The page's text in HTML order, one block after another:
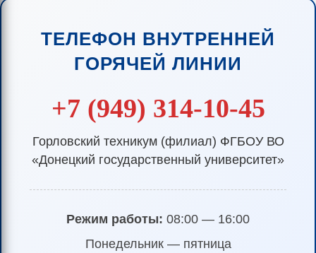
ТЕЛЕФОН ВНУТРЕННЕЙ
ГОРЯЧЕЙ ЛИНИИ
+7 (949) 314-10-45
Горловский техникум (филиал) ФГБОУ ВО
«Донецкий государственный университет»
Режим работы: 08:00 — 16:00
Понедельник — пятница